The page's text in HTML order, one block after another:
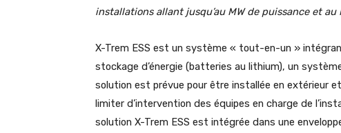
installations allant jusqu’au MW de puissance et au
X-Trem ESS est un système « tout-en-un »
stockage d’énergie (batteries au lithium), un
solution est prévue pour être installée en extérieur
limiter d’intervention des équipes en charge de
solution X-Trem ESS est intégrée dans une